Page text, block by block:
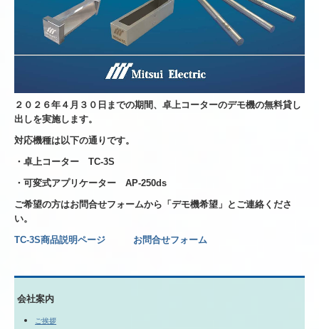
２０２６年４月３０日までの期間、卓上コーターのデモ機の無料貸し
出しを実施します。
対応機種は以下の通りです。
・卓上コーター TC-3S
・可変式アプリケーター AP-250ds
ご希望の方はお問合せフォームから「デモ機希望」とご連絡くださ
い。
TC-3S商品説明ページ
お問合せフォーム
会社案内
ご挨拶